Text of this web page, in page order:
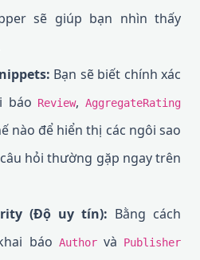
sẽ giúp bạn nhìn thấy
Bạn sẽ biết chính xác
báo Review,AggregateRating
nào để hiển thị các ngôi sao
hỏi thường gặp ngay trên
(Độ uy tín): Bằng cách
báo Authorvà Publisher